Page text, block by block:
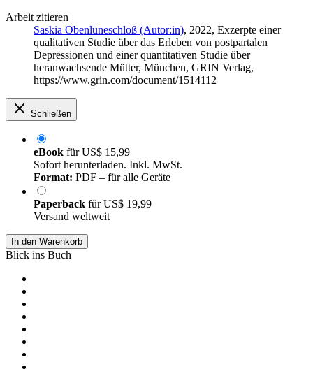
Arbeit zitieren
Saskia Obenlüneschloß (Autor:in), 2022, Exzerpte einer
qualitativen Studie über das Erleben von postpartalen
Depressionen und einer quantitativen Studie über
heranwachsende Mütter, München, GRIN Verlag,
https://www.grin.com/document/1514112
Schließen
eBook fürUS$ 15,99
Sofort herunterladen. Inkl. MwSt.
Format: PDF – für alle Geräte
Paperback fürUS$ 19,99
Versand weltweit
In den Warenkorb
Blick ins Buch